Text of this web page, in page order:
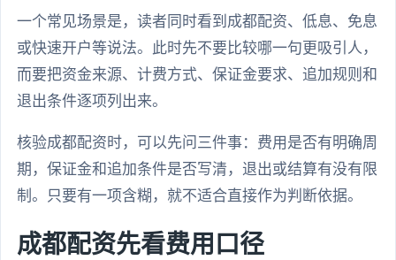
一个常见场景是，读者同时看到成都配资、低息、免息
或快速开户等说法。此时先不要比较哪一句更吸引人，
而要把资金来源、计费方式、保证金要求、追加规则和
退出条件逐项列出来。
核验成都配资时，可以先问三件事：费用是否有明确周
期，保证金和追加条件是否写清，退出或结算有没有限
制。只要有一项含糊，就不适合直接作为判断依据。
成都配资先看费用口径